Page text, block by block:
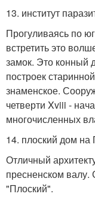
13. институт
Прогуливаясь по
встретить это
замок. Это конный
построек
знаменское.
четверти Xviii -
многочисленных
14. плоский дом на
Отличный
пресненском валу.
"Плоский".